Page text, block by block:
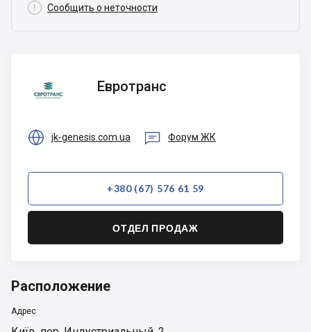
 Сообщить о неточности
Евротранс
 jk-genesis.com.ua  Форум ЖК
+380 (67) 576 61 59
ОТДЕЛ ПРОДАЖ
Расположение
Адрес